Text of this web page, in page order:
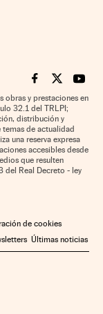
Cinco Días en
Cinco Días
Cinco
obras y prestaciones en
32.1 del TRLPI;
distribución y
de actualidad
una reserva expresa
accesibles desde
que resulten
del Real Decreto - ley
de cookies
Últimas noticias